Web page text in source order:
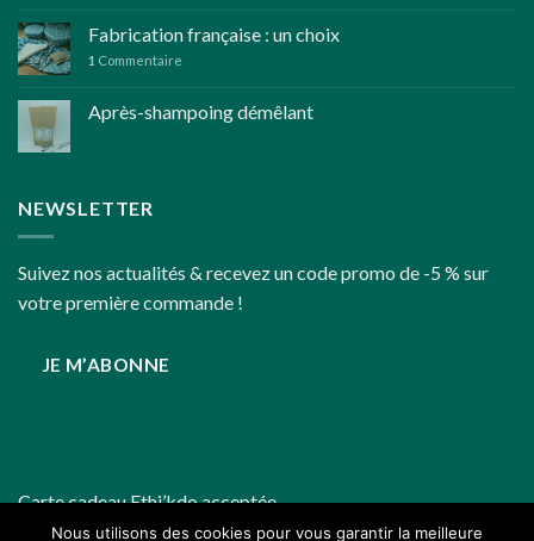
pour
des
fin
d’année
Fabrication française : un choix
1 Commentaire
Après-shampoing démêlant
NEWSLETTER
Suivez nos actualités & recevez un code promo de -5 % sur
votre première commande !
JE M’ABONNE
Carte cadeauEthi’kdoacceptée
Nous utilisons des cookies pour vous garantir la meilleure